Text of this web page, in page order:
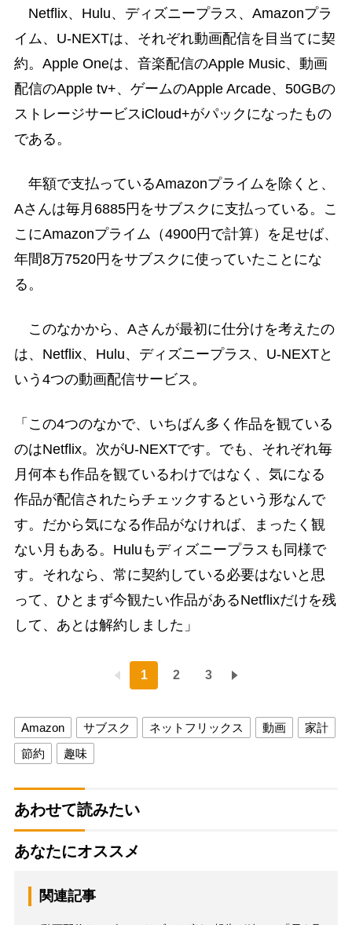
Netflix、Hulu、ディズニープラス、Amazonプラ
イム、U-NEXTは、それぞれ動画配信を目当てに契
約。Apple Oneは、音楽配信のApple Music、動画
配信のApple tv+、ゲームのApple Arcade、50GBの
ストレージサービスiCloud+がパックになったもの
である。
年額で支払っているAmazonプライムを除くと、
Aさんは毎月6885円をサブスクに支払っている。こ
こにAmazonプライム（4900円で計算）を足せば、
年間8万7520円をサブスクに使っていたことにな
る。
このなかから、Aさんが最初に仕分けを考えたの
は、Netflix、Hulu、ディズニープラス、U-NEXTと
いう4つの動画配信サービス。
「この4つのなかで、いちばん多く作品を観ている
のはNetflix。次がU-NEXTです。でも、それぞれ毎
月何本も作品を観ているわけではなく、気になる
作品が配信されたらチェックするという形なんで
す。だから気になる作品がなければ、まったく観
ない月もある。Huluもディズニープラスも同様で
す。それなら、常に契約している必要はないと思
って、ひとまず今観たい作品があるNetflixだけを残
して、あとは解約しました」
1 2 3
Amazon サブスク ネットフリックス 動画
家計
節約
趣味
あわせて読みたい
あなたにオススメ
関連記事